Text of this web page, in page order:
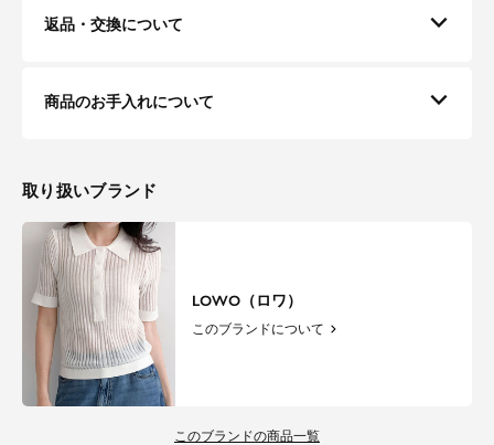
返品・交換について
商品のお手入れについて
取り扱いブランド
LOWO（ロワ）
このブランドについて
このブランドの商品一覧